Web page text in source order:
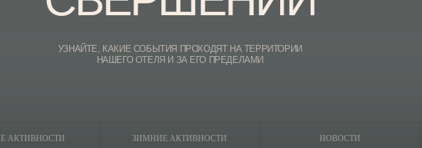
АКТИВНОСТИ ЗИМНИЕ АКТИВНОСТИ НОВОСТИ